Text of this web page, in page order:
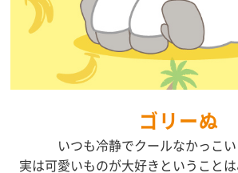
ゴリーぬ
いつも冷静でクールなかっこい
実は可愛いものが大好きということは